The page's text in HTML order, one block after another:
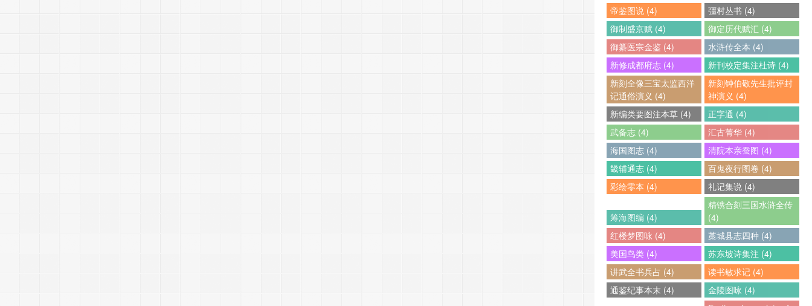
帝鉴图说 (4)
彊村丛书 (4)
御制盛京赋 (4)
御定历代赋汇 (4)
御纂医宗金鉴 (4)
水浒传全本 (4)
新修成都府志 (4)
新刊校定集注杜诗 (4)
新刻全像三宝太监西洋
记通俗演义 (4)
新刻钟伯敬先生批评封
神演义 (4)
新编类要图注本草 (4)
正字通 (4)
武备志 (4)
汇古菁华 (4)
海国图志 (4)
清院本亲蚕图 (4)
畿辅通志 (4)
百鬼夜行图卷 (4)
彩绘零本 (4)
礼记集说 (4)
筹海图编 (4)
精镌合刻三国水浒全传
(4)
红楼梦图咏 (4)
藁城县志四种 (4)
美国鸟类 (4)
苏东坡诗集注 (4)
讲武全书兵占 (4)
读书敏求记 (4)
通鉴纪事本末 (4)
金陵图咏 (4)